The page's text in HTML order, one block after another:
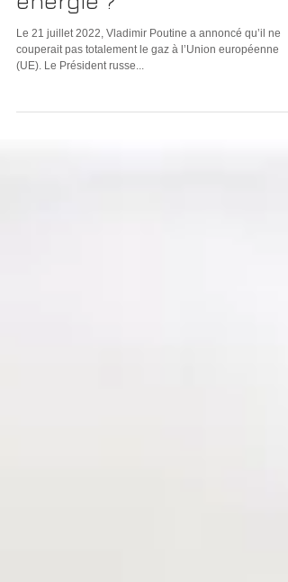
européenne de son
énergie ?
couperait pas totalement le gaz à l’Union européenne